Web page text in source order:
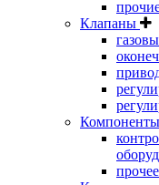
Клапаны
прочее